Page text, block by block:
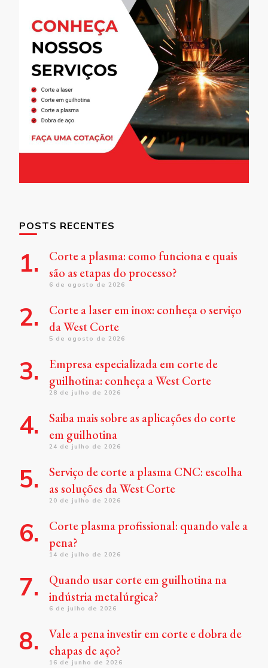
POSTS RECENTES
Corte a plasma: como funciona e quais
são as etapas do processo?
6 de agosto de 2026
Corte a laser em inox: conheça o serviço
da West Corte
5 de agosto de 2026
Empresa especializada em corte de
guilhotina: conheça a West Corte
28 de julho de 2026
Saiba mais sobre as aplicações do corte
em guilhotina
24 de julho de 2026
Serviço de corte a plasma CNC: escolha
as soluções da West Corte
20 de julho de 2026
Corte plasma profissional: quando vale a
pena?
14 de julho de 2026
Quando usar corte em guilhotina na
indústria metalúrgica?
6 de julho de 2026
Vale a pena investir em corte e dobra de
chapas de aço?
16 de junho de 2026